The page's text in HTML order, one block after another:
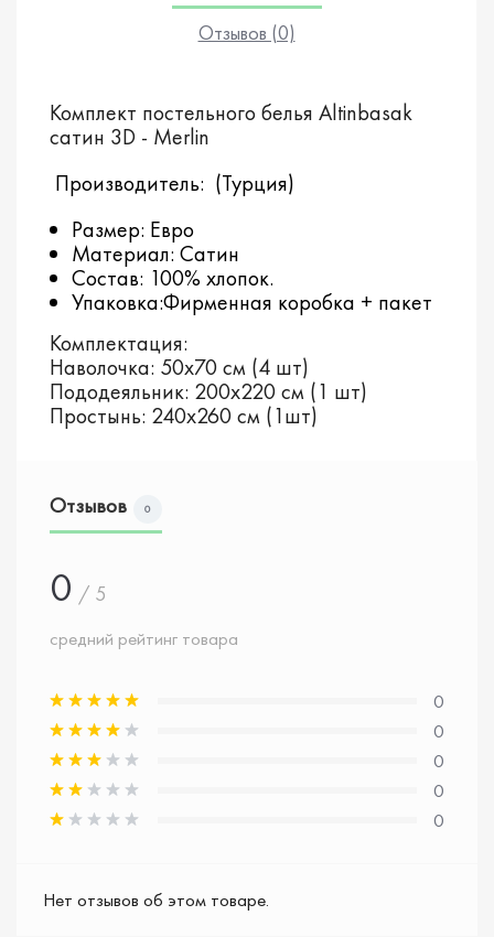
Отзывов (0)
Комплект постельного белья Altinbasak
сатин 3D - Merlin
Производитель: (Турция)
Размер: Евро
Материал: Сатин
Состав: 100% хлопок.
Упаковка:Фирменная коробка + пакет
Комплектация:
Наволочка: 50х70 см (4 шт)
Пододеяльник: 200х220 см (1 шт)
Простынь: 240х260 см (1шт)
Отзывов 0
0 / 5
средний рейтинг товара
0
0
0
0
0
Нет отзывов об этом товаре.